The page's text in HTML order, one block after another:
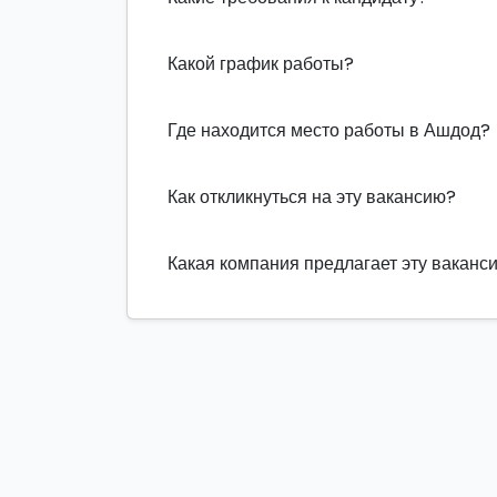
Какой график работы?
Где находится место работы в Ашдод?
Как откликнуться на эту вакансию?
Какая компания предлагает эту